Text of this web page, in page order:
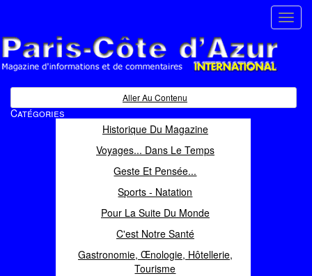
Magazine d'informations et de commentaires
Aller Au Contenu
Catégories
Historique Du Magazine
Voyages... Dans Le Temps
Geste Et Pensée...
Sports - Natation
Pour La Suite Du Monde
C'est Notre Santé
Gastronomie, Œnologie, Hôtellerie,
Tourisme